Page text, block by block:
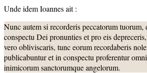
Unde idem Ioannes ait :
Nunc autem si recorderis peccatorum tuorum,
conspectu Dei pronunties et pro eis
vero obliviscaris, tunc eorum recordaberis
publicabuntur et in conspectu proferentur
inimicorum sanctorumque angelorum.